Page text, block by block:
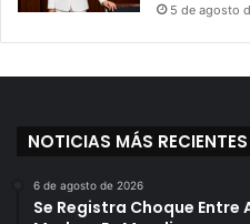
5 de agosto
NOTICIAS MÁS RECIENTES
6 de agosto de 2026
Se Registra Choque Entre